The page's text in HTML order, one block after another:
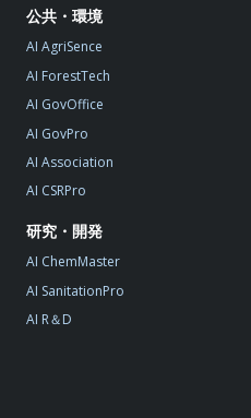
公共・環境
AI AgriSence
AI ForestTech
AI GovOffice
AI GovPro
AI Association
AI CSRPro
研究・開発
AI ChemMaster
AI SanitationPro
AI R＆D